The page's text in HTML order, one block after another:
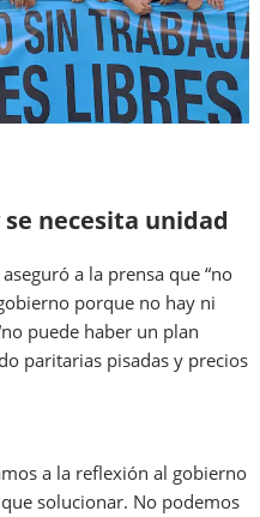
necesita unidad
a la prensa que “no
porque no hay ni
puede haber un plan
paritarias pisadas y precios
a la reflexión al gobierno
solucionar. No podemos